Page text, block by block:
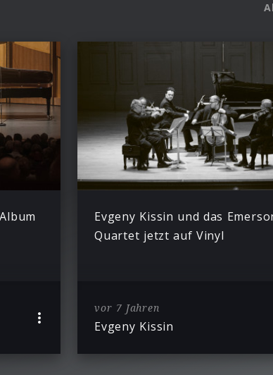
Evgeny Kissin und das
Quartet jetzt auf Vinyl
vor 7 Jahren
Evgeny Kissin